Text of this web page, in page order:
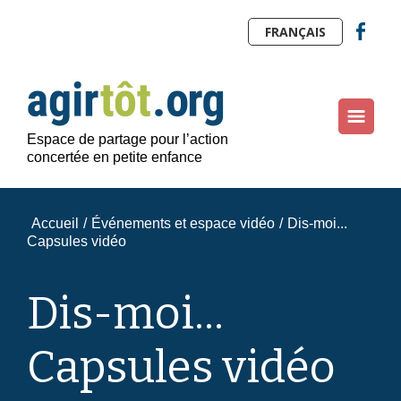
Espace de partage pour l’action
concertée en petite enfance
FRANÇAIS
Accueil / Événements et espace vidéo / Dis-moi...
Capsules vidéo
Dis-moi...
Capsules vidéo